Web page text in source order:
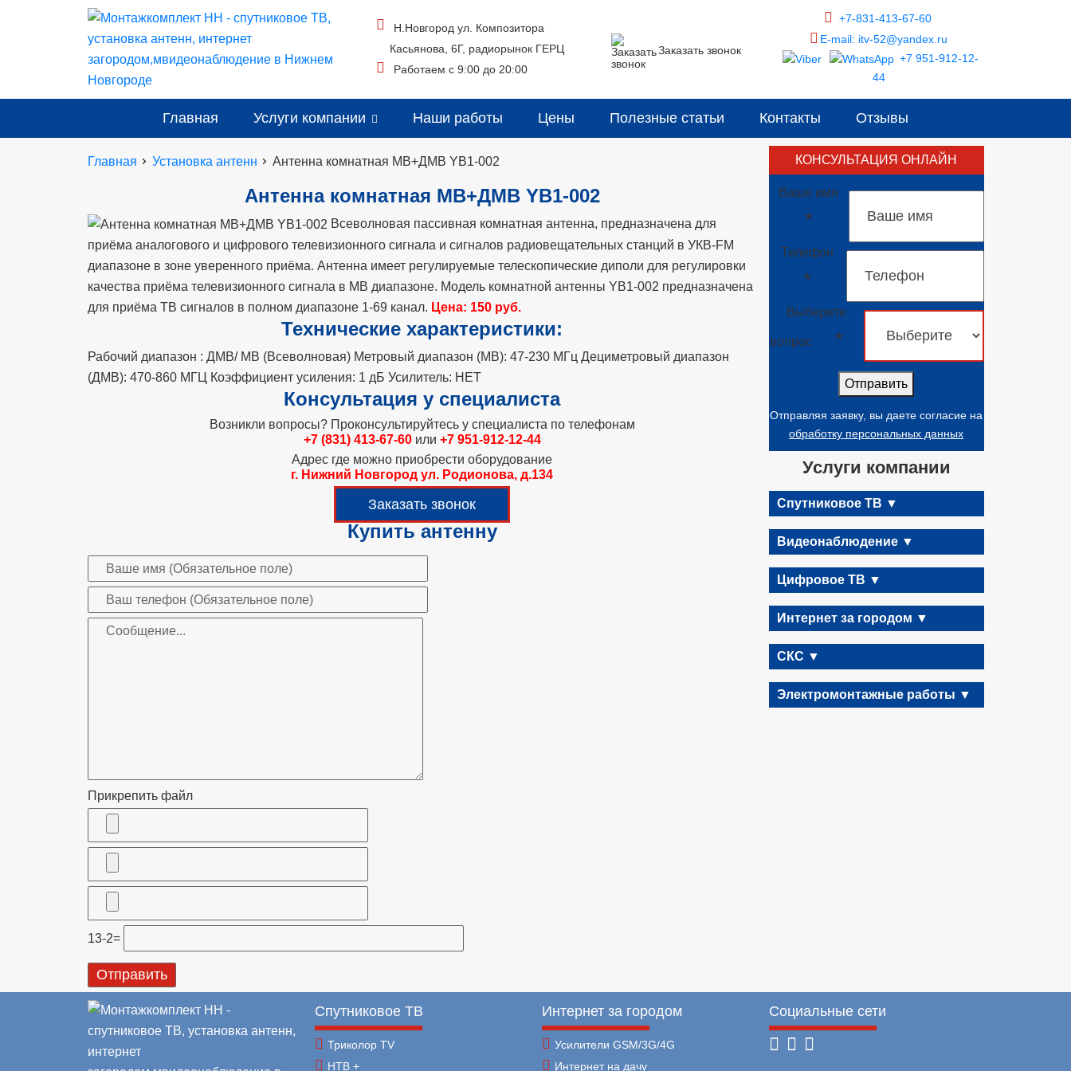
Н.Новгород ул. Композитора
Касьянова, 6Г, радиорынок ГЕРЦ
Работаем с 9:00 до 20:00
Заказать звонок
+7-831-413-67-60
E-mail: itv-52@yandex.ru
+7 951-912-12-
44
Главная Услуги компании Наши работы Цены Полезные статьи Контакты Отзывы
Главная Установка антенн Антенна комнатная MB+ДМВ YB1-002
Антенна комнатная MB+ДМВ YB1-002
Всеволновая пассивная комнатная антенна, предназначена для
приёма аналогового и цифрового телевизионного сигнала и сигналов радиовещательных станций в УКВ-FM
диапазоне в зоне уверенного приёма. Антенна имеет регулируемые телескопические диполи для регулировки
качества приёма телевизионного сигнала в МВ диапазоне. Модель комнатной антенны YB1-002 предназначена
для приёма ТВ сигналов в полном диапазоне 1-69 канал. Цена: 150 руб.
Технические характеристики:
Рабочий диапазон : ДМВ/ МВ (Всеволновая) Метровый диапазон (МВ): 47-230 МГц Дециметровый диапазон
(ДМВ): 470-860 МГЦ Коэффициент усиления: 1 дБ Усилитель: НЕТ
Консультация у специалиста
Возникли вопросы? Проконсультируйтесь у специалиста по телефонам
+7 (831) 413-67-60или +7 951-912-12-44
Адрес где можно приобрести оборудование
г. Нижний Новгород ул. Родионова, д.134
Заказать звонок
Купить антенну
Прикрепить файл
13-2=
КОНСУЛЬТАЦИЯ ОНЛАЙН
Ваше имя
*
Телефон
*
Выберите
вопрос *
Отправить
Отправляя заявку, вы даете согласие на
обработку персональных данных
Услуги компании
Спутниковое ТВ ▼
Видеонаблюдение ▼
Цифровое ТВ ▼
Интернет за городом ▼
СКС ▼
Электромонтажные работы ▼
Спутниковое ТВ
Триколор TV
НТВ +
Интернет за городом
Усилители GSM/3G/4G
Интернет на дачу
Социальные сети